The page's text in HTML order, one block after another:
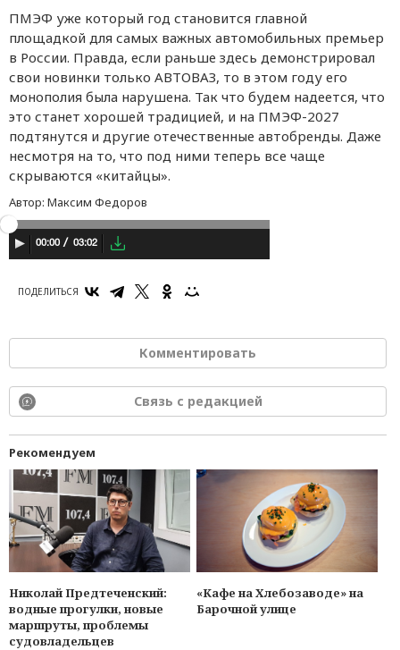
ПМЭФ уже который год становится главной
площадкой для самых важных автомобильных премьер
в России. Правда, если раньше здесь демонстрировал
свои новинки только АВТОВАЗ, то в этом году его
монополия была нарушена. Так что будем надеется, что
это станет хорошей традицией, и на ПМЭФ-2027
подтянутся и другие отечественные автобренды. Даже
несмотря на то, что под ними теперь все чаще
скрываются «китайцы».
Автор: Максим Федоров
00:00 03:02
ПОДЕЛИТЬСЯ
Комментировать
Связь с редакцией
Рекомендуем
Николай Предтеченский:
водные прогулки, новые
маршруты, проблемы
судовладельцев
«Кафе на Хлебозаводе» на
Барочной улице